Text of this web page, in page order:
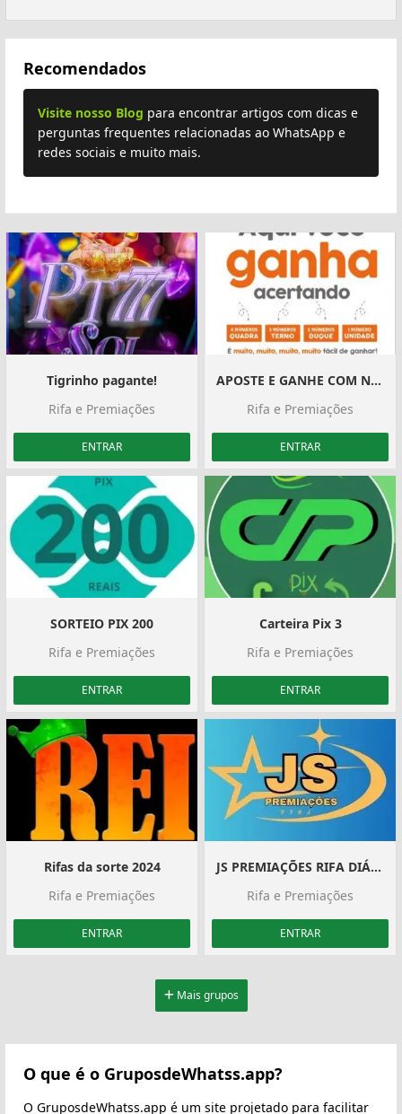
Recomendados
Visite nosso Blog para encontrar artigos com dicas e
perguntas frequentes relacionadas ao WhatsApp e
redes sociais e muito mais.
Tigrinho pagante!
Rifa e Premiações
ENTRAR
APOSTE E GANHE COM NUMERO FAVORITO
Rifa e Premiações
ENTRAR
️ SORTEIO PIX 200 ️
Rifa e Premiações
ENTRAR
Carteira Pix 3
Rifa e Premiações
ENTRAR
Rifas da sorte 2024
Rifa e Premiações
ENTRAR
JS PREMIAÇÕES RIFA DIÁRIA, FECHOU CORREU‍️‍️
Rifa e Premiações
ENTRAR
Mais grupos
O que é o GruposdeWhatss.app?
O GruposdeWhatss.app é um site projetado para facilitar